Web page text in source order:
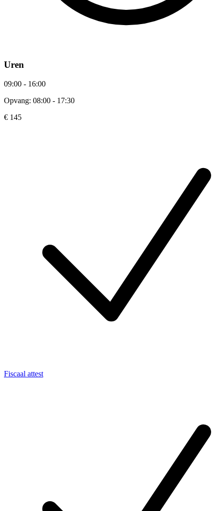
Uren
09:00 - 16:00
Opvang: 08:00 - 17:30
€ 145
Fiscaal attest